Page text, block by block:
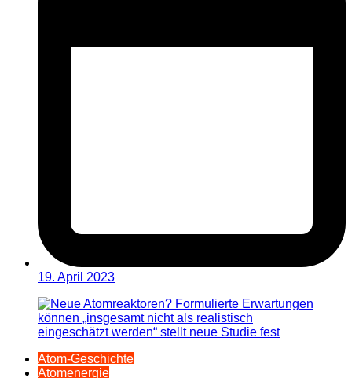
19. April 2023
Atom-Geschichte
Atomenergie